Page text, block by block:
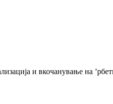
и вкочанување на